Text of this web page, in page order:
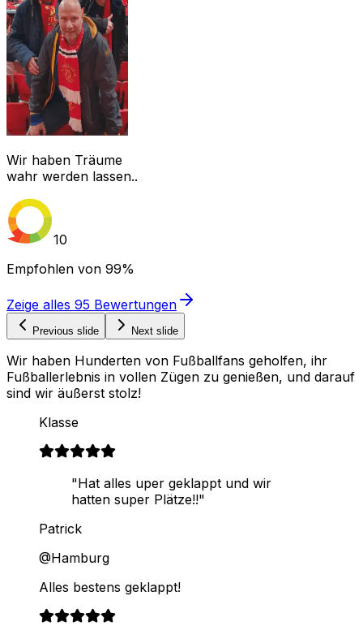
Wir haben Träume
wahr werden lassen..
10
Empfohlen von 99%
Zeige alles 95 Bewertungen
Previous slide Next slide
Wir haben Hunderten von Fußballfans geholfen, ihr
Fußballerlebnis in vollen Zügen zu genießen, und darauf
sind wir äußerst stolz!
Klasse
"Hat alles uper geklappt und wir
hatten super Plätze!!"
Patrick
@Hamburg
Alles bestens geklappt!